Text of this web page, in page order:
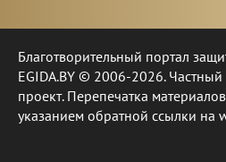
Благотворительный портал
EGIDA.BY © 2006-2026.
проект. Перепечатка
указанием обратной ссылки на